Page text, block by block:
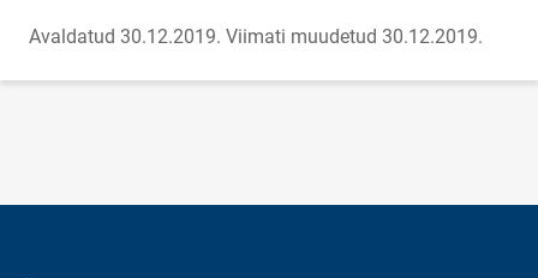
Avaldatud 30.12.2019. Viimati muudetud 30.12.2019.